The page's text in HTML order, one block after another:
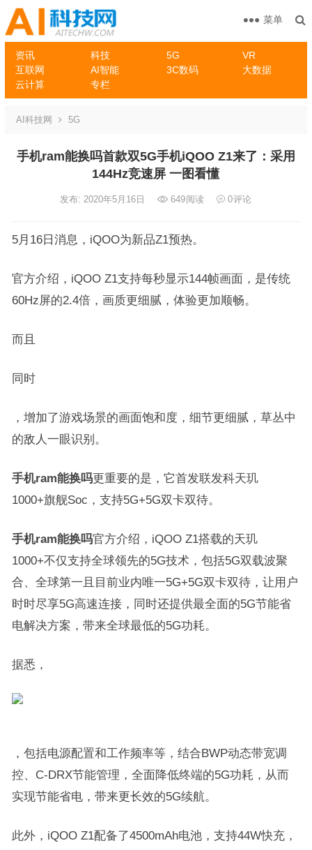
资讯 科技 5G
VR
互联网
AI智能 3C数码
大数据
云计算
专栏
菜单
AI科技网 5G
手机ram能换吗首款双5G手机iQOO Z1来了：采用
144Hz竞速屏 一图看懂
发布: 2020年5月16日 649阅读 0评论
5月16日消息，iQOO为新品Z1预热。
官方介绍，iQOO Z1支持每秒显示144帧画面，是传统
60Hz屏的2.4倍，画质更细腻，体验更加顺畅。
而且
同时
，增加了游戏场景的画面饱和度，细节更细腻，草丛中
的敌人一眼识别。
手机ram能换吗更重要的是，它首发联发科天玑
1000+旗舰Soc，支持5G+5G双卡双待。
手机ram能换吗官方介绍，iQOO Z1搭载的天玑
1000+不仅支持全球领先的5G技术，包括5G双载波聚
合、全球第一且目前业内唯一5G+5G双卡双待，让用户
时时尽享5G高速连接，同时还提供最全面的5G节能省
电解决方案，带来全球最低的5G功耗。
据悉，
，包括电源配置和工作频率等，结合BWP动态带宽调
控、C-DRX节能管理，全面降低终端的5G功耗，从而
实现节能省电，带来更长效的5G续航。
此外，iQOO Z1配备了4500mAh电池，支持44W快充，